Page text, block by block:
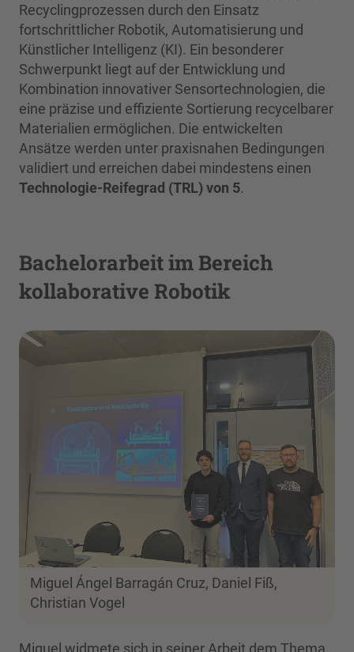
Recyclingprozessen durch den Einsatz
fortschrittlicher Robotik, Automatisierung und
Künstlicher Intelligenz (KI). Ein besonderer
Schwerpunkt liegt auf der Entwicklung und
Kombination innovativer Sensortechnologien, die
eine präzise und effiziente Sortierung recycelbarer
Materialien ermöglichen. Die entwickelten
Ansätze werden unter praxisnahen Bedingungen
validiert und erreichen dabei mindestens einen
Technologie-Reifegrad (TRL) von 5.
Bachelorarbeit im Bereich
kollaborative Robotik
Miguel Ángel Barragán Cruz, Daniel Fiß,
Christian Vogel